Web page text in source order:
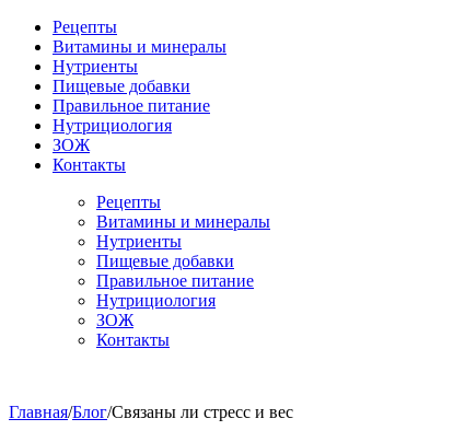
Рецепты
Витамины и минералы
Нутриенты
Пищевые добавки
Правильное питание
Нутрициология
ЗОЖ
Контакты
Рецепты
Витамины и минералы
Нутриенты
Пищевые добавки
Правильное питание
Нутрициология
ЗОЖ
Контакты
Главная/Блог/Связаны ли стресс и вес